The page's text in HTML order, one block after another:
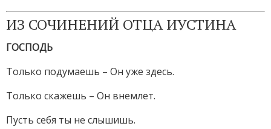
ИЗ СОЧИНЕНИЙ ОТЦА ИУСТИНА
ГОСПОДЬ
Только подумаешь – Он уже здесь.
Только скажешь – Он внемлет.
Пусть себя ты не слышишь.